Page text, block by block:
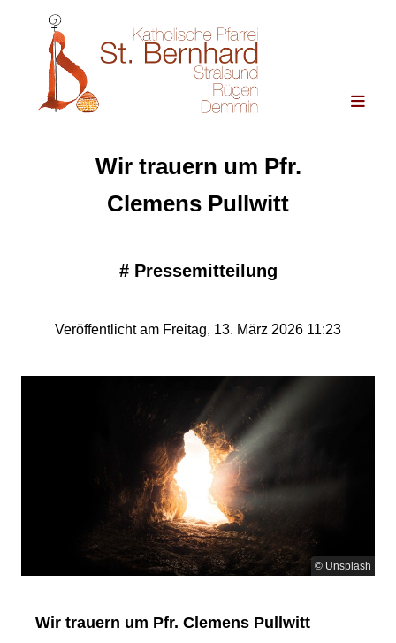
Wir trauern um Pfr.
Clemens Pullwitt
# Pressemitteilung
Veröffentlicht am Freitag, 13. März 2026 11:23
© Unsplash
Wir trauern um Pfr. Clemens Pullwitt